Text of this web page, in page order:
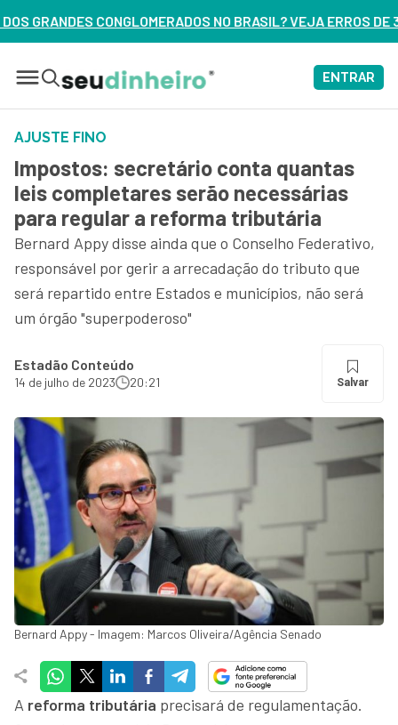
NO BRASIL? VEJA ERROS DE 3 DELES – ASSISTA AGORA
ENTRAR
AJUSTE FINO
Impostos: secretário conta quantas
leis completares serão necessárias
para regular a reforma tributária
Bernard Appy disse ainda que o Conselho Federativo,
responsável por gerir a arrecadação do tributo que
será repartido entre Estados e municípios, não será
um órgão "superpoderoso"
Estadão Conteúdo
14 de julho de 2023 20:21 Salvar
Bernard Appy - Imagem: Marcos Oliveira/Agência Senado
A reforma tributária precisará de regulamentação.